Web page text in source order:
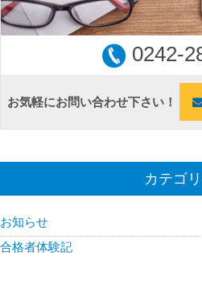
0242-
お気軽にお問い合わせ下さい！
カテゴ
お知らせ
合格者体験記